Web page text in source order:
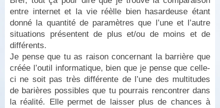
entre internet et la vie réèlle bien hasardeuse étant
donné la quantité de paramètres que l’une et l’autre
situations présentent de plus et/ou de moins et de
différents.
Je pense que tu as raison concernant la barrière que
créée l’outil informatique, bien que je pense que celle-
ci ne soit pas très différente de l’une des multitudes
de barières possibles que tu pourrais rencontrer dans
la réalité. Elle permet de laisser plus de chances à